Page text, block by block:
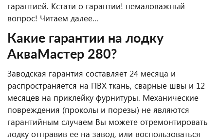
гарантией. Кстати о гарантии! немаловажный
вопрос! Читаем далее...
Какие гарантии на лодку
АкваМастер 280?
Заводская гарантия составляет 24 месяца и
распространяется на ПВХ ткань, сварные швы и 12
месяцев на приклейку фурнитуры. Механические
повреждения (проколы и порезы) не являются
гарантийным случаем Вы можете отремонтировать
лодку отправив ее на завод, или воспользоваться